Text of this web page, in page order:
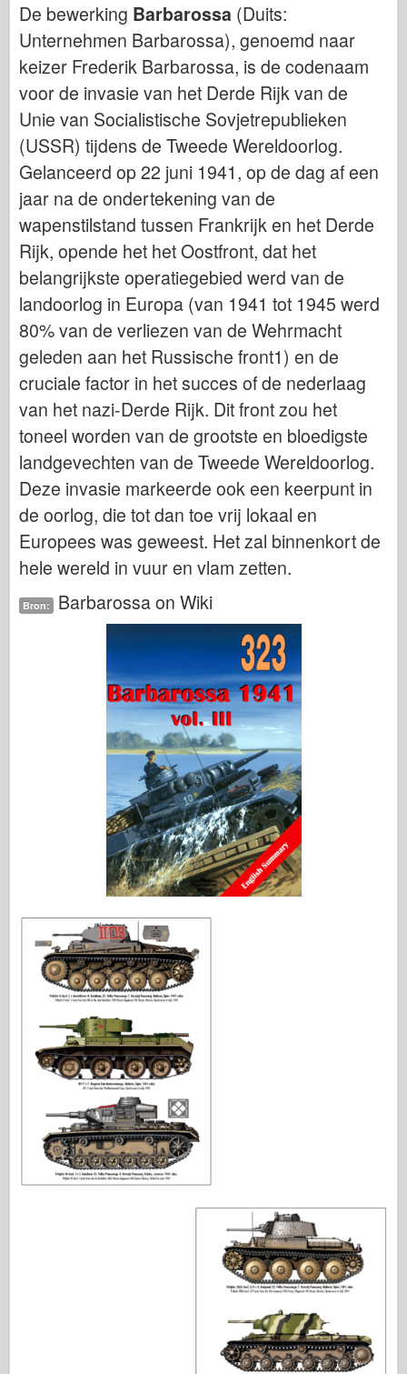
Hasegawa
Heller
HobbyBoss
IBG-modellen
Icm
Italeri
Legende
Meng-model
Tamiya
Tristar
Trompettist
Zvezda
Albums-foto's
Rond te lopen
Boeken
Dvds
Contact
le Dagboek
De Kits
De bewerking Barbarossa (Duits:
Unternehmen Barbarossa), genoemd naar
keizer Frederik Barbarossa, is de codenaam
voor de invasie van het Derde Rijk van de
Unie van Socialistische Sovjetrepublieken
(USSR) tijdens de Tweede Wereldoorlog.
Gelanceerd op 22 juni 1941, op de dag af een
jaar na de ondertekening van de
wapenstilstand tussen Frankrijk en het Derde
Rijk, opende het het Oostfront, dat het
belangrijkste operatiegebied werd van de
landoorlog in Europa (van 1941 tot 1945 werd
80% van de verliezen van de Wehrmacht
geleden aan het Russische front1) en de
cruciale factor in het succes of de nederlaag
van het nazi-Derde Rijk. Dit front zou het
toneel worden van de grootste en bloedigste
landgevechten van de Tweede Wereldoorlog.
Deze invasie markeerde ook een keerpunt in
de oorlog, die tot dan toe vrij lokaal en
Europees was geweest. Het zal binnenkort de
hele wereld in vuur en vlam zetten.
Bron: Barbarossa on Wiki